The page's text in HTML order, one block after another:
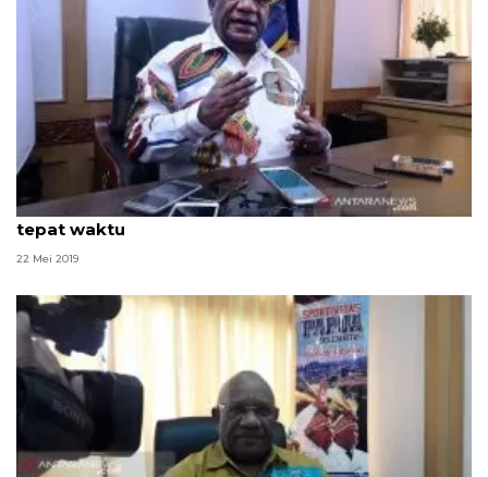
Pemprov Papua ingatkan perusahaan bayar THR
tepat waktu
22 Mei 2019